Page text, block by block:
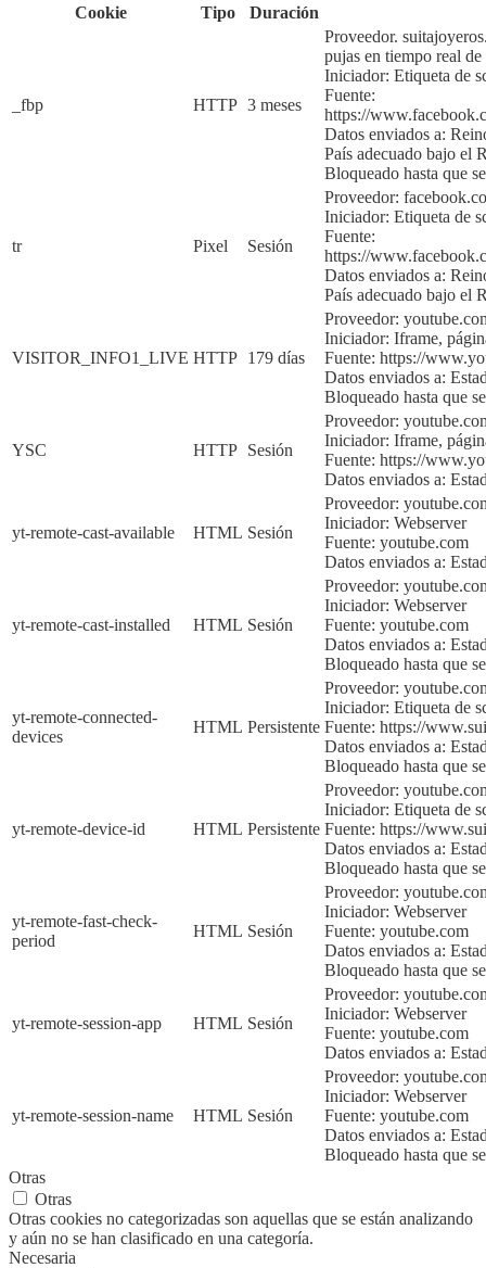
Cookie
Tipo Duración
_fbp HTTP 3 meses
Proveedor.
pujas en tiempo real
Iniciador: Etiqueta de
Fuente:
https://
Datos enviados a:
País adecuado bajo el
Bloqueado hasta que
tr Pixel Sesión
Proveedor:
Iniciador: Etiqueta de
Fuente:
https://
Datos enviados a:
País adecuado bajo el
VISITOR_INFO1_LIVE HTTP 179 días
Proveedor:
Iniciador: Iframe,
Fuente: https://
Datos enviados a:
Bloqueado hasta que
YSC HTTP Sesión
Proveedor:
Iniciador: Iframe,
Fuente: https://
Datos enviados a:
yt-remote-cast-available HTML Sesión
Proveedor:
Iniciador: Webserver
Fuente: youtube.com
Datos enviados a:
yt-remote-cast-installed HTML Sesión
Proveedor:
Iniciador: Webserver
Fuente: youtube.com
Datos enviados a:
Bloqueado hasta que
yt-remote-connected-
devices
HTML Persistente
Proveedor:
Iniciador: Etiqueta de
Fuente: https://
Datos enviados a:
Bloqueado hasta que
yt-remote-device-id HTML Persistente
Proveedor:
Iniciador: Etiqueta de
Fuente: https://
Datos enviados a:
Bloqueado hasta que
yt-remote-fast-check-
period
HTML Sesión
Proveedor:
Iniciador: Webserver
Fuente: youtube.com
Datos enviados a:
Bloqueado hasta que
yt-remote-session-app HTML Sesión
Proveedor:
Iniciador: Webserver
Fuente: youtube.com
Datos enviados a:
yt-remote-session-name HTML Sesión
Proveedor:
Iniciador: Webserver
Fuente: youtube.com
Datos enviados a:
Bloqueado hasta que
Otras
Otras
Otras cookies no categorizadas son aquellas que se están analizando
y aún no se han clasificado en una categoría.
Necesaria